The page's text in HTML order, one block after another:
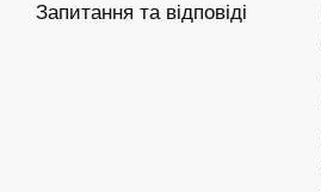
Запитання та відповіді